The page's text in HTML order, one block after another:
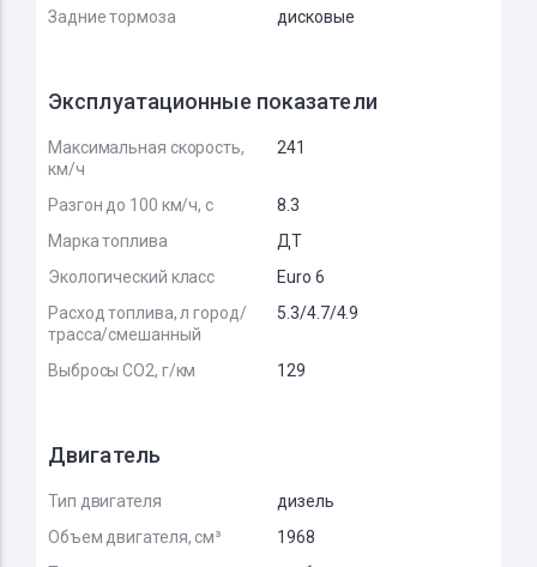
Задние тормоза
дисковые
Эксплуатационные показатели
Максимальная скорость,
км/ч
241
Разгон до 100 км/ч, с
8.3
Марка топлива
ДТ
Экологический класс
Euro 6
Расход топлива, л город/
трасса/смешанный
5.3/4.7/4.9
Выбросы CO2, г/км 129
Двигатель
Тип двигателя
дизель
Объем двигателя, см³
1968